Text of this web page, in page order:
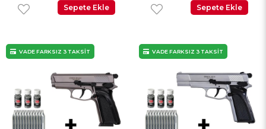
Balistik GözlükSepete Ekle
Çantası + Balistik Gözlük
Sepete Ekle
VADE FARKSIZ 3 TAKSİT VADE FARKSIZ 3 TAKSİT